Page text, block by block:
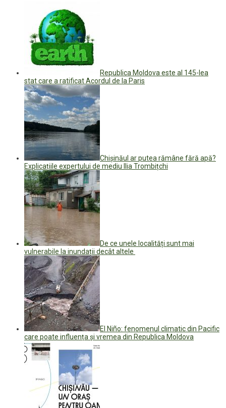
Republica Moldova este al 145-lea
stat care a ratificat Acordul de la Paris
Chișinăul ar putea rămâne fără apă?
Explicațiile expertului de mediu Ilia Trombițchi
De ce unele localități sunt mai
vulnerabile la inundații decât altele
El Niño: fenomenul climatic din Pacific
care poate influența și vremea din Republica Moldova